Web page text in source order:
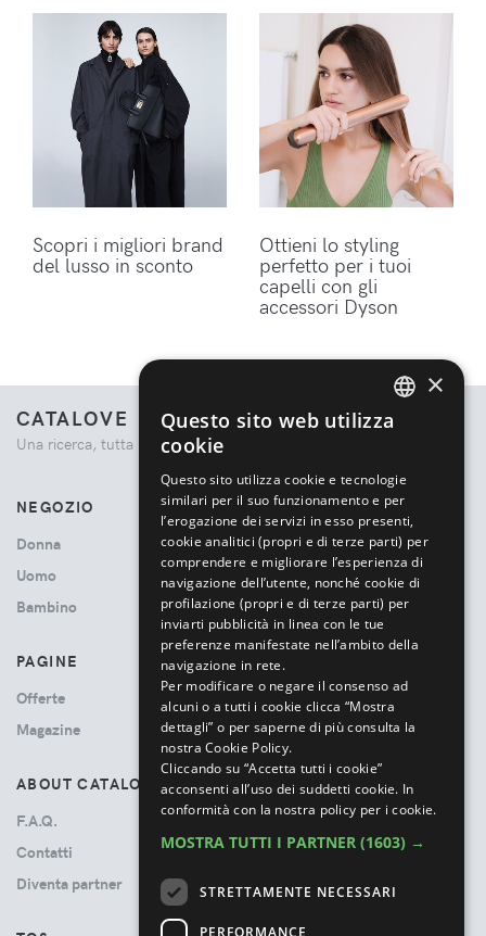
Scopri i migliori brand
del lusso in sconto
Ottieni lo styling
perfetto per i tuoi
capelli con gli
accessori Dyson
CATALOVE
Una ricerca, tutta la moda.
NEGOZIO
Donna
Uomo
Bambino
PAGINE
Offerte
Magazine
ABOUT CATALOVE
F.A.Q.
Contatti
Diventa partner
×
Questo sito web utilizza
cookie
Questo sito utilizza cookie e tecnologie
similari per il suo funzionamento e per
l’erogazione dei servizi in esso presenti,
cookie analitici (propri e di terze parti) per
comprendere e migliorare l’esperienza di
navigazione dell’utente, nonché cookie di
profilazione (propri e di terze parti) per
inviarti pubblicità in linea con le tue
preferenze manifestate nell’ambito della
navigazione in rete.
Per modificare o negare il consenso ad
alcuni o a tutti i cookie clicca “Mostra
dettagli” o per saperne di più consulta la
nostra Cookie Policy.
Cliccando su “Accetta tutti i cookie”
acconsenti all’uso dei suddetti cookie. In
conformità con la nostra policy per i cookie.
MOSTRA TUTTI I PARTNER (1603) →
STRETTAMENTE NECESSARI
PERFORMANCE